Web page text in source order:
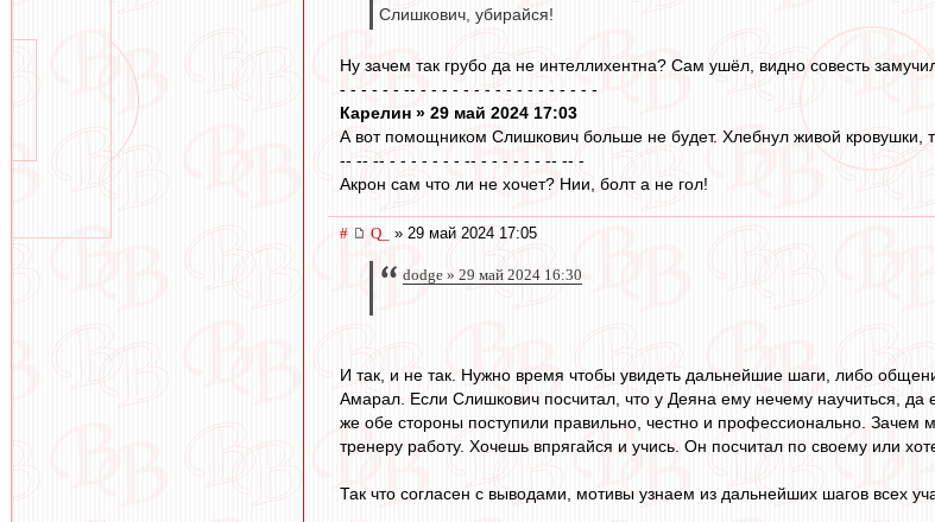
Слишкович, убирайся!
Ну зачем так грубо да не интеллихентна? Сам ушёл, видно совесть
- - - - - - -- - - - - - - - - - - - - - - - - -
Карелин » 29 май 2024 17:03
А вот помощником Слишкович больше не будет. Хлебнул живой кровушки,
-- -- -- - - - - - - - -- - - - - - - -- -- -
Акрон сам что ли не хочет? Нии, болт а не гол!
# Q_ » 29 май 2024 17:05
dodge » 29 май 2024 16:30
И так, и не так. Нужно время чтобы увидеть дальнейшие шаги, либо
Амарал. Если Слишкович посчитал, что у Деяна ему нечему научиться, да
же обе стороны поступили правильно, честно и профессионально.
тренеру работу. Хочешь впрягайся и учись. Он посчитал по своему или
Так что согласен с выводами, мотивы узнаем из дальнейших шагов всех